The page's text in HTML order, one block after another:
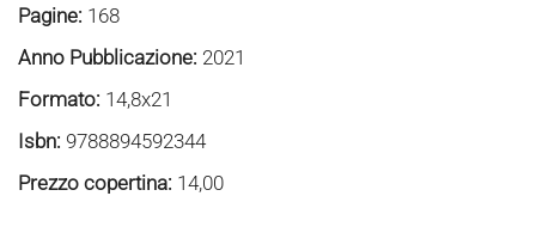
Pagine: 168
Anno Pubblicazione: 2021
Formato: 14,8x21
Isbn: 9788894592344
Prezzo copertina: 14,00